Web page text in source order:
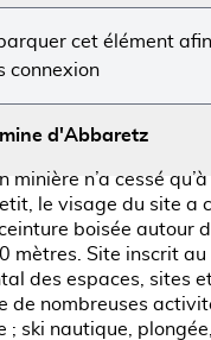
Voir
cet élément
connexion
d'Abbaretz
minière n’a cessé
le visage du site a
boisée autour
mètres. Site inscrit au
des espaces, sites
de nombreuses
; ski nautique,